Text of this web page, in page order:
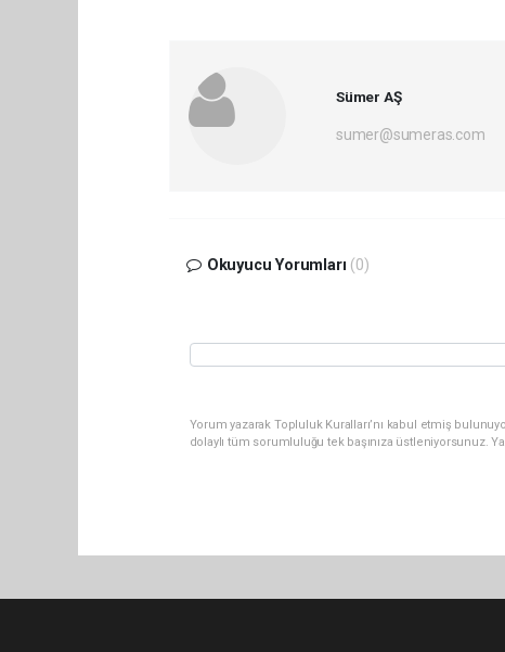
Sümer AŞ
sumer@sumeras.com
Okuyucu Yorumları (0)
Yorum yazarak Topluluk Kuralları’nı kabul etmiş
dolaylı tüm sorumluluğu tek başınıza üstleniyorsunuz.